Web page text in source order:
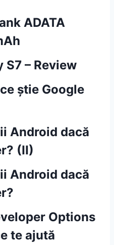
ADATA
S7 – Review
știe Google
Android dacă
(II)
Android dacă
Options
te ajută